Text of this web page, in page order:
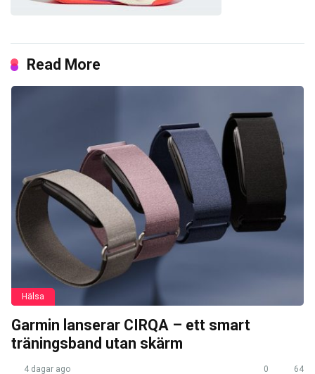
Read More
Hälsa
Garmin lanserar CIRQA – ett smart
träningsband utan skärm
4 dagar ago 0 64